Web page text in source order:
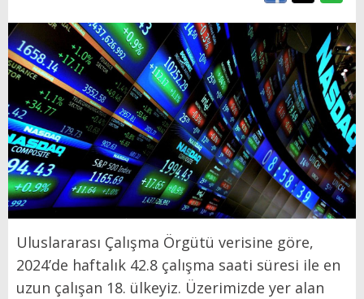
Uluslararası Çalışma Ör­gütü verisine göre,
2024’de haftalık 42.8 çalış­ma saati süresi ile en
uzun ça­lışan 18. ülkeyiz. Üzerimiz­de yer alan